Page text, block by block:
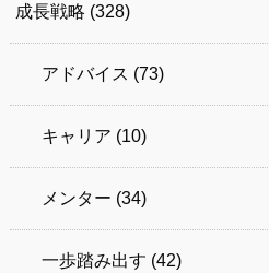
成長戦略 (328)
アドバイス (73)
キャリア (10)
メンター (34)
一歩踏み出す (42)